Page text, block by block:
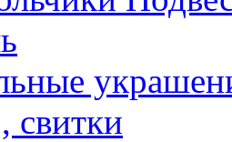
свитки